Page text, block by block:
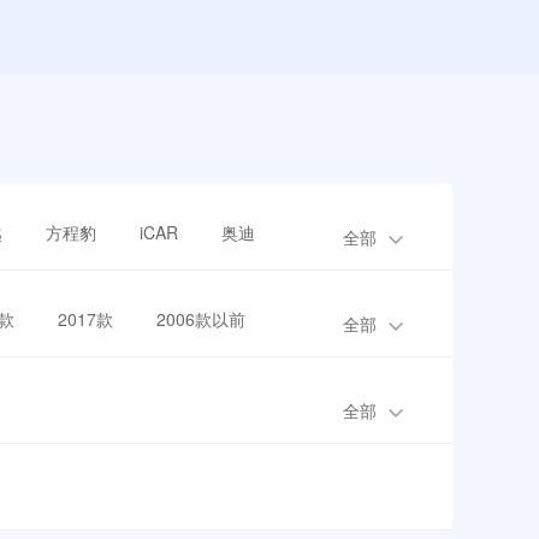
方程豹 iCAR 奥迪 全部
2017款 2006款以前 全部
全部